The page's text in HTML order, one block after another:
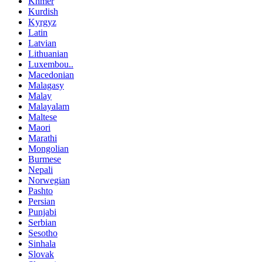
Kurdish
Kyrgyz
Latin
Latvian
Lithuanian
Luxembou..
Macedonian
Malagasy
Malay
Malayalam
Maltese
Maori
Marathi
Mongolian
Burmese
Nepali
Norwegian
Pashto
Persian
Punjabi
Serbian
Sesotho
Sinhala
Slovak